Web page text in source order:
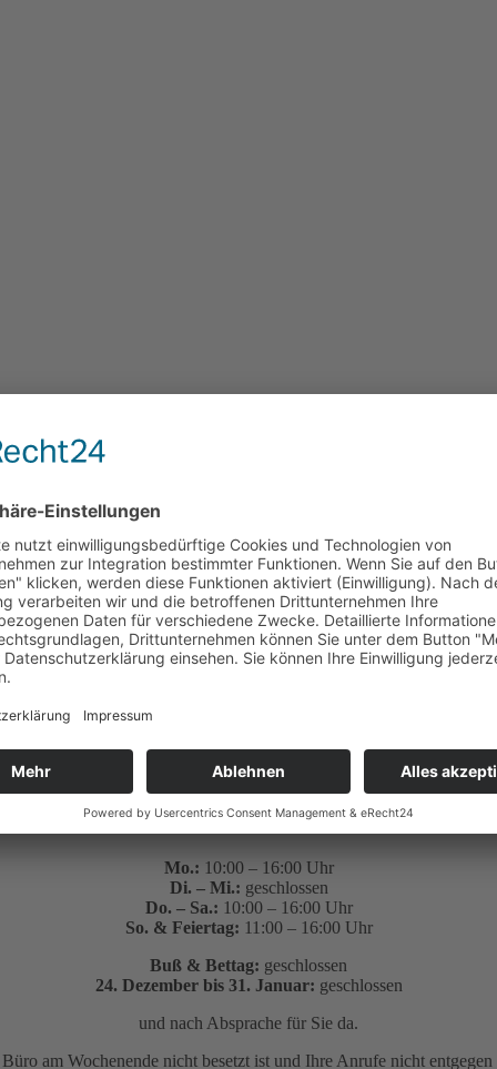
)
kalten Glas Wein in das Wochenende.
Mo.: 10:00 – 16:00 Uhr
Di. – Mi.: geschlossen
Do. – Sa.: 10:00 – 16:00 Uhr
So. & Feiertag: 11:00 – 16:00 Uhr
Buß & Bettag: geschlossen
24. Dezember bis 31. Januar: geschlossen
und nach Absprache für Sie da.
Büro am Wochenende nicht besetzt ist und Ihre Anrufe nicht